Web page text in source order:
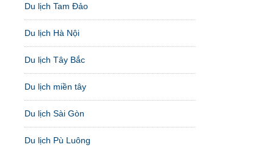
Du lịch Tam Đảo
Du lịch Hà Nội
Du lịch Tây Bắc
Du lịch miền tây
Du lịch Sài Gòn
Du lịch Pù Luông